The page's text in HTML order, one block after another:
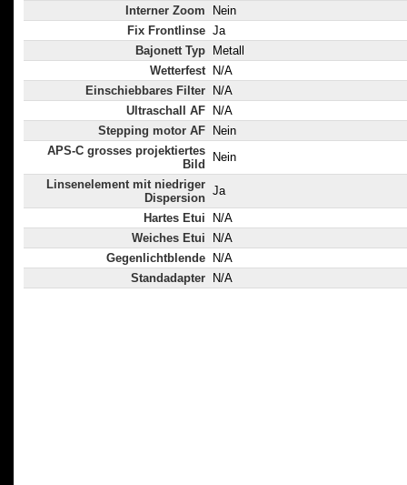
Interner Zoom
Nein
Fix Frontlinse Ja
Bajonett Typ
Metall
Wetterfest
N/A
Einschiebbares Filter
N/A
Ultraschall AF
N/A
Stepping motor AF
Nein
APS-C grosses projektiertes
Bild
Nein
Linsenelement mit niedriger
Dispersion
Ja
Hartes Etui
N/A
Weiches Etui
N/A
Gegenlichtblende
N/A
Standadapter
N/A